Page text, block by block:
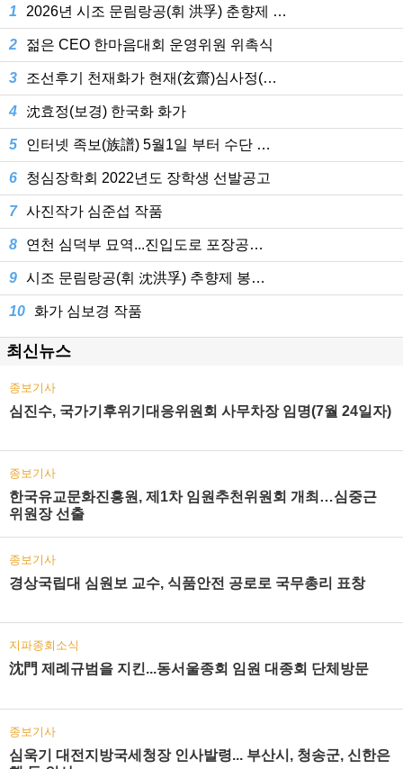
1 2026년 시조 문림랑공(휘 洪孚) 춘향제 …
2 젊은 CEO 한마음대회 운영위원 위촉식
3 조선후기 천재화가 현재(玄齋)심사정(…
4 沈효정(보경) 한국화 화가
5 인터넷 족보(族譜) 5월1일 부터 수단 …
6 청심장학회 2022년도 장학생 선발공고
7 사진작가 심준섭 작품
8 연천 심덕부 묘역...진입도로 포장공…
9 시조 문림랑공(휘 沈洪孚) 추향제 봉…
10 화가 심보경 작품
최신뉴스
종보기사
심진수, 국가기후위기대응위원회 사무차장 임명(7월 24일자)
종보기사
한국유교문화진흥원, 제1차 임원추천위원회 개최…심중근
위원장 선출
종보기사
경상국립대 심원보 교수, 식품안전 공로로 국무총리 표창
지파종회소식
沈門 제례규범을 지킨...동서울종회 임원 대종회 단체방문
종보기사
심욱기 대전지방국세청장 인사발령... 부산시, 청송군, 신한은